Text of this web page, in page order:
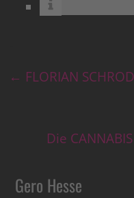
← FLORIAN
Die
Gero Hesse